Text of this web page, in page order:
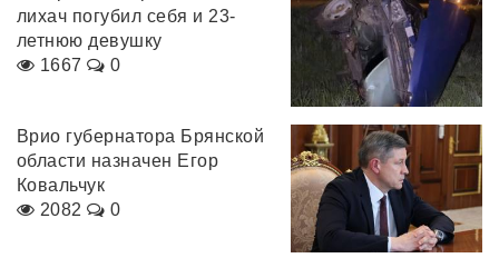
лихач погубил себя и 23-
летнюю девушку
1667
0
Врио губернатора Брянской
области назначен Егор
Ковальчук
2082
0